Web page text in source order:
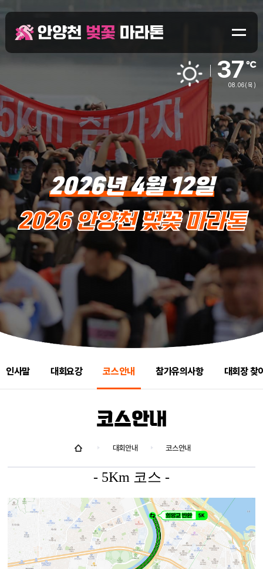
37
08.06(목)
2026년 4월 12일
2026 안양천 벚꽃 마라톤
인사말 대회요강 코스안내 참가유의사항 대회장 찾
코스안내
대회안내 코스안내
- 5Km 코스 -